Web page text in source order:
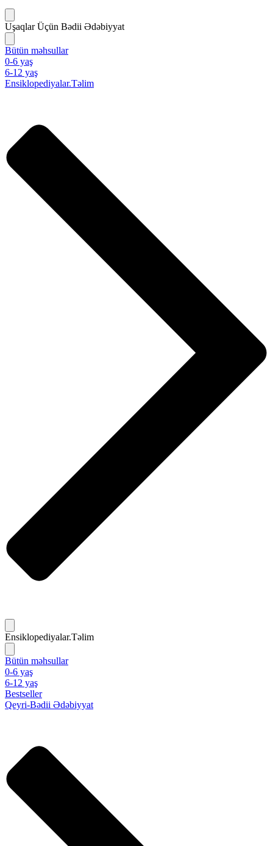
Uşaqlar Üçün Bədii Ədəbiyyat
Bütün məhsullar
0-6 yaş
6-12 yaş
Ensiklopediyalar.Təlim
Ensiklopediyalar.Təlim
Bütün məhsullar
0-6 yaş
6-12 yaş
Bestseller
Qeyri-Bədii Ədəbiyyat